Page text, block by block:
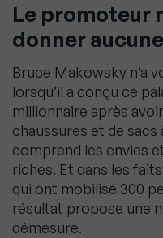
Le promoteur
donner
Bruce Makowsky n’a
lorsqu’il a conçu ce
millionnaire après
chaussures et de sacs
comprend les envies
riches. Et dans les
qui ont mobilisé 300
résultat propose une
démesure.